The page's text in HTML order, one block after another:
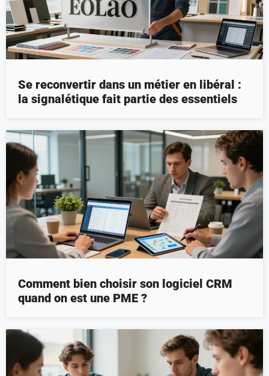
Se reconvertir dans un métier en libéral :
la signalétique fait partie des essentiels
Comment bien choisir son logiciel CRM
quand on est une PME ?